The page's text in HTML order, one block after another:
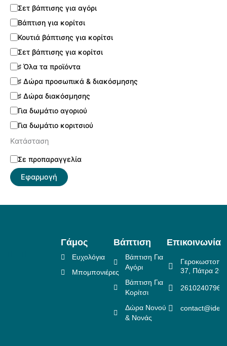
Σετ βάπτισης για αγόρι
Βάπτιση για κορίτσι
Κουτιά βάπτισης για κορίτσι
Σετ βάπτισης για κορίτσι
♯ Όλα τα προϊόντα
♯ Δώρα προσωπικά & διακόσμησης
♯ Δώρα διακόσμησης
Για δωμάτιο αγοριού
Για δωμάτιο κοριτσιού
Κατάσταση
Σε προπαραγγελία
Εφαρμογή
Γάμος
Ευχολόγια
Μπομπονιέρες
Βάπτιση
Βάπτιση Για
Αγόρι
Βάπτιση Για
Κορίτσι
Δώρα Νονού
& Νονάς
Επικοινωνία
37, Πάτρα
2610240796